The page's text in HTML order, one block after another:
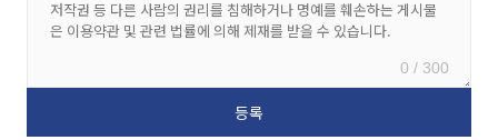
0 / 300